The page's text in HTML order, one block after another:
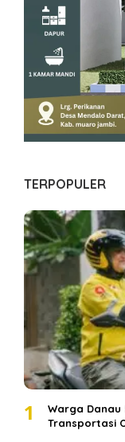
TERPOPULER
1
Warga Danau
Transportasi